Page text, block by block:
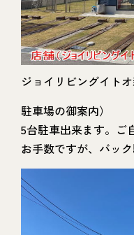
ジョイリビングイト
駐車場の御案内）
5台駐車出来ます。ご
お手数ですが、バッ